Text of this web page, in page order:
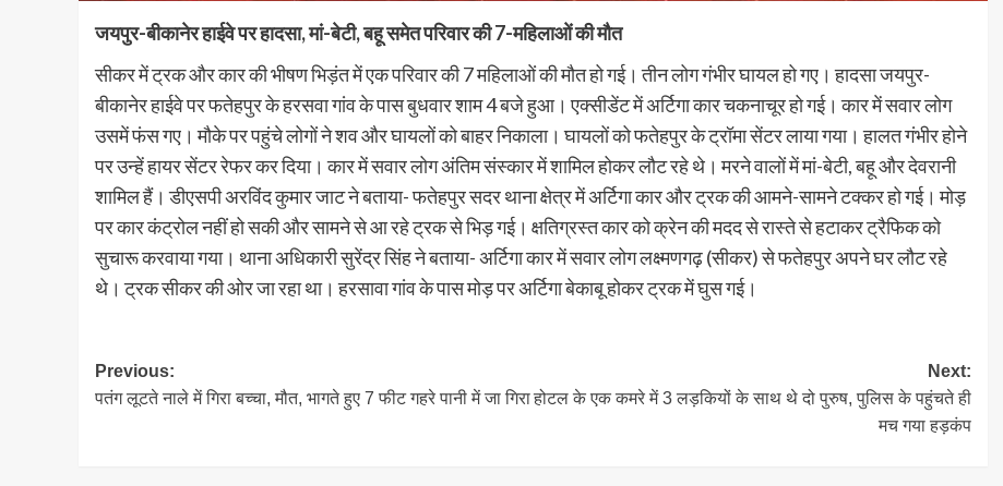
जयपुर-बीकानेर हाईवे पर हादसा, मां-बेटी, बहू समेत परिवार की 7-महिलाओं की मौत
सीकर में ट्रक और कार की भीषण भिड़ंत में एक परिवार की 7 महिलाओं की मौत हो गई। तीन लोग गंभीर घायल हो गए। हादसा जयपुर-
बीकानेर हाईवे पर फतेहपुर के हरसवा गांव के पास बुधवार शाम 4 बजे हुआ। एक्सीडेंट में अर्टिगा कार चकनाचूर हो गई। कार में सवार लोग
उसमें फंस गए। मौके पर पहुंचे लोगों ने शव और घायलों को बाहर निकाला। घायलों को फतेहपुर के ट्रॉमा सेंटर लाया गया। हालत गंभीर होने
पर उन्हें हायर सेंटर रेफर कर दिया। कार में सवार लोग अंतिम संस्कार में शामिल होकर लौट रहे थे। मरने वालों में मां-बेटी, बहू और देवरानी
शामिल हैं। डीएसपी अरविंद कुमार जाट ने बताया- फतेहपुर सदर थाना क्षेत्र में अर्टिगा कार और ट्रक की आमने-सामने टक्कर हो गई। मोड़
पर कार कंट्रोल नहीं हो सकी और सामने से आ रहे ट्रक से भिड़ गई। क्षतिग्रस्त कार को क्रेन की मदद से रास्ते से हटाकर ट्रैफिक को
सुचारू करवाया गया। थाना अधिकारी सुरेंद्र सिंह ने बताया- अर्टिगा कार में सवार लोग लक्ष्मणगढ़ (सीकर) से फतेहपुर अपने घर लौट रहे
थे। ट्रक सीकर की ओर जा रहा था। हरसावा गांव के पास मोड़ पर अर्टिगा बेकाबू होकर ट्रक में घुस गई।
Post
navigation
Previous:
पतंग लूटते नाले में गिरा बच्चा, मौत, भागते हुए 7 फीट गहरे पानी में जा गिरा
Next:
होटल के एक कमरे में 3 लड़कियों के साथ थे दो पुरुष, पुलिस के पहुंचते ही
मच गया हड़कंप